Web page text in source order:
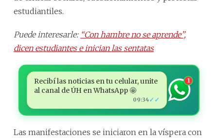
estudiantiles.
Puede interesarle: “Con hambre no se aprende”,
dicen estudiantes e inician las sentatas
Recibí las noticias en tu celular, unite
al canal de ÚH en WhatsApp 🤩
09:34✓✓
1
Las manifestaciones se iniciaron en la víspera con